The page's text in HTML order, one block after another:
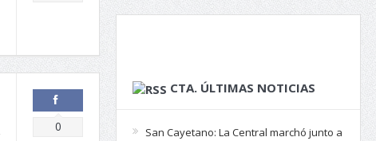
Comparte
0
CTA. ÚLTIMAS NOTICIAS
San Cayetano: La Central marchó junto a